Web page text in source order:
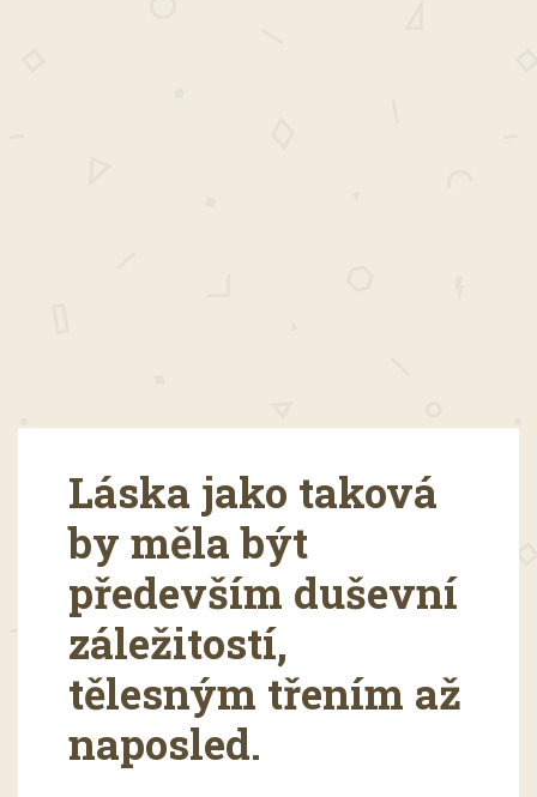
Láska jako taková
by měla být
především duševní
záležitostí,
tělesným třením až
naposled.